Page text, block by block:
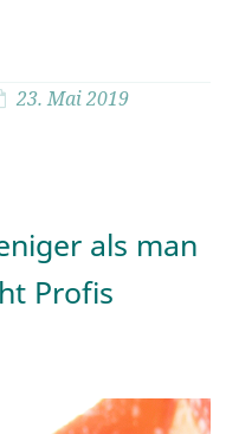
23. Mai 2019
als man
Profis